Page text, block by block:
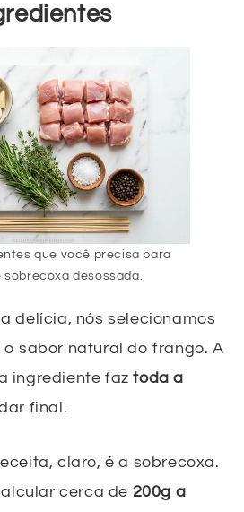
que você precisa para
sobrecoxa desossada.
delícia, nós selecionamos
sabor natural do frango. A
ingrediente faztoda a
final.
claro, é a sobrecoxa.
cerca de 200g a